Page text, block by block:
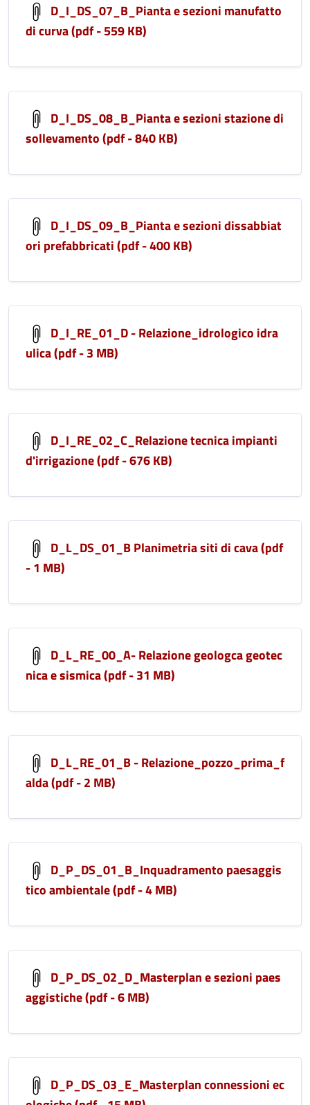
D_I_DS_07_B_Pianta e sezioni manufatto
di curva (pdf - 559 KB)
D_I_DS_08_B_Pianta e sezioni stazione di
sollevamento (pdf - 840 KB)
D_I_DS_09_B_Pianta e sezioni dissabbiat
ori prefabbricati (pdf - 400 KB)
D_I_RE_01_D - Relazione_idrologico idra
ulica (pdf - 3 MB)
D_I_RE_02_C_Relazione tecnica impianti
d'irrigazione (pdf - 676 KB)
D_L_DS_01_B Planimetria siti di cava (pdf
- 1 MB)
D_L_RE_00_A- Relazione geologca geotec
nica e sismica (pdf - 31 MB)
D_L_RE_01_B - Relazione_pozzo_prima_f
alda (pdf - 2 MB)
D_P_DS_01_B_Inquadramento paesaggis
tico ambientale (pdf - 4 MB)
D_P_DS_02_D_Masterplan e sezioni paes
aggistiche (pdf - 6 MB)
D_P_DS_03_E_Masterplan connessioni ec